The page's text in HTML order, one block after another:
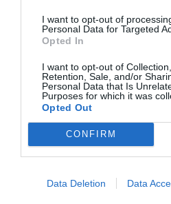
I want to opt-out of
Personal Data for Targeted
Opted In
I want to opt-out of
Retention, Sale, and/or
Personal Data that Is
Purposes for which it was
Opted Out
CONFIRM
Data Deletion Data
STEFANIA RADMAN
Giornalista, Varesenews
TORNA INDIETRO